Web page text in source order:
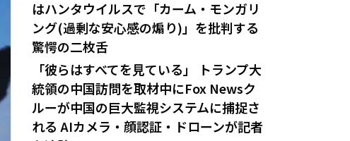
はハンタウイルスで「カーム・モンガリ
ング(過剰な安心感の煽り)」を批判する
驚愕の二枚舌
「彼らはすべてを見ている」 トランプ大
統領の中国訪問を取材中にFox Newsク
ルーが中国の巨大監視システムに捕捉さ
れる AIカメラ・顔認証・ドローンが記者